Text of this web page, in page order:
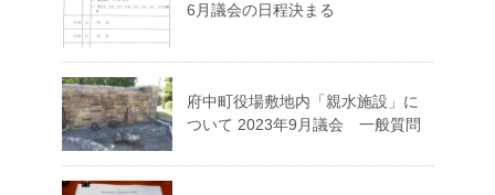
6月議会の日程決まる
府中町役場敷地内「親水施設」に
ついて 2023年9月議会 一般質問